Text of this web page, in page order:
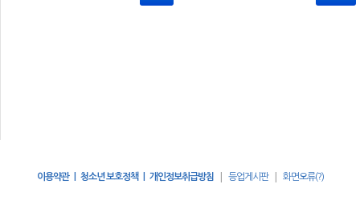
이용약관 | 청소년 보호정책 | 개인정보취급방침| 등업게시판| 화면오류(?)